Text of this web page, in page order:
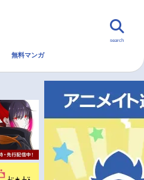
無料マンガ
search
無料マンガ